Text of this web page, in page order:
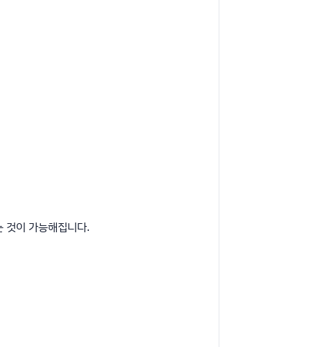
이 가능해집니다.